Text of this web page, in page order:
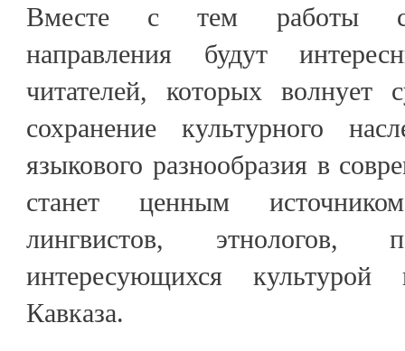
Вместе с тем работы
направления будут
читателей, которых волнует
сохранение культурного
языкового разнообразия в
станет ценным
лингвистов, этнологов,
интересующихся
Кавказа.